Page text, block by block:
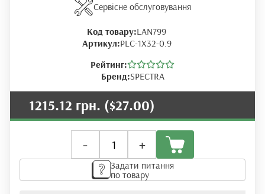
Сервісне обслуговування
Код товару:LAN799
Артикул:PLC-1X32-0.9
Рейтинг:
Бренд:SPECTRA
1215.12 грн. ($27.00)
-
дільник
PLC
1x32
(Ø
+
Задати питання
по товару